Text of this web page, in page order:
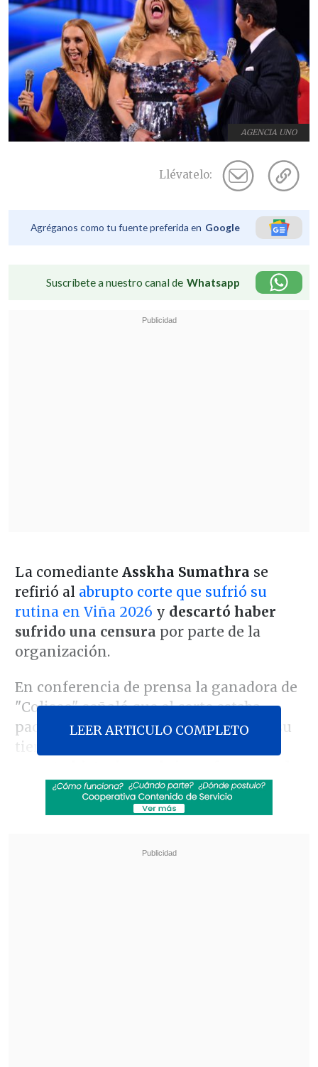
AGENCIA UNO
Llévatelo:
Agréganos como tu fuente preferida en Google
Suscríbete a nuestro canal de Whatsapp
La comediante Asskha Sumathra se
refirió al abrupto corte que sufrió su
rutina en Viña 2026 y descartó haber
sufrido una censura por parte de la
organización.
En conferencia de prensa la ganadora de
"Coliseo" señaló que el corte estaba
pactado debido a que había cumplido su
tiempo sobre el escenario.
, indicó Sumathra, que actuó por casi
LEER ARTICULO COMPLETO